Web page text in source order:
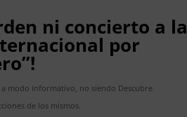
ni concierto a la
por
modo informativo, no siendo Descubre
de los mismos.